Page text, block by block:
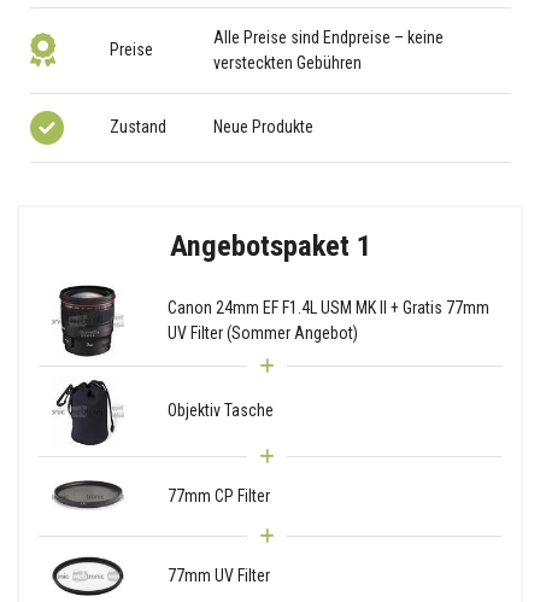
Preise
Alle Preise sind Endpreise – keine
versteckten Gebühren
Zustand Neue Produkte
Angebotspaket 1
Canon 24mm EF F1.4L USM MK II + Gratis 77mm
UV Filter (Sommer Angebot)
Objektiv Tasche
77mm CP Filter
77mm UV Filter